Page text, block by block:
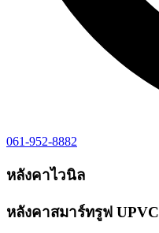
061-952-8882
หลังคาไวนิล
หลังคาสมาร์ทรูฟ UPVC